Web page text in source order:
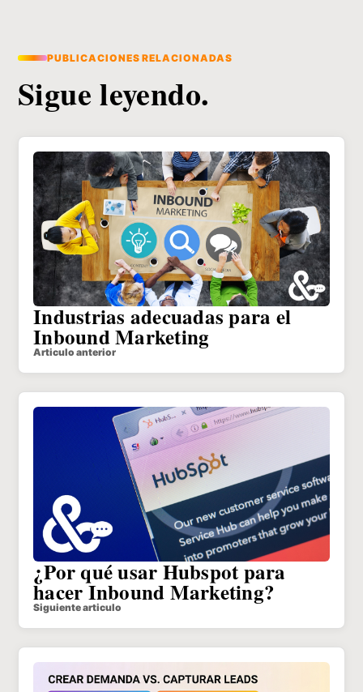
PUBLICACIONES RELACIONADAS
Sigue leyendo.
Industrias adecuadas para el
Inbound Marketing
Articulo anterior
¿Por qué usar Hubspot para
hacer Inbound Marketing?
Siguiente articulo